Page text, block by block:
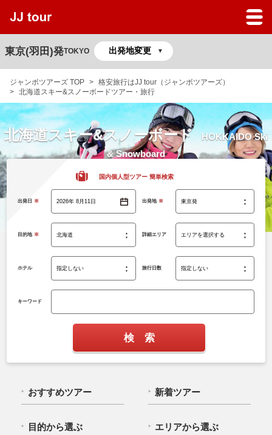
東京(羽田)発TOKYO
JJツアーのサービスガイド
よくある質問
予約の確認
ジャンボツアーズ TOP
格安旅行はJJ tour（ジャンボツアーズ）
北海道スキー&スノーボードツアー・旅行
北海道スキー&スノーボード
HOKKAIDO Ski
& Snowboard
国内個人型ツアー 簡単検索
出発日 ※ 出発地 ※
目的地 ※ 詳細エリア
ホテル 旅行日数
キーワード
おすすめツアー 新着ツアー
目的から選ぶ エリアから選ぶ